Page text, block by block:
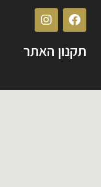
תקנון האתר